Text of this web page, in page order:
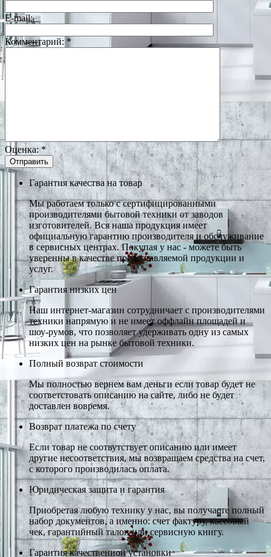
E-mail:
Комментарий: *
Оценка:*
Гарантия качества на товар
Мы работаем только с сертифицированными
производителями бытовой техники от заводов
изготовителей. Вся наша продукция имеет
официальную гарантию производителя и обслуживание
в сервисных центрах. Покупая у нас - можете быть
уверенны в качестве предоставляемой продукции и
услуг.
Гарантия низких цен
Наш интернет-магазин сотрудничает с производителями
техники напрямую и не имеет оффлайн площадей и
шоу-румов, что позволяет удерживать одну из самых
низких цен на рынке бытовой техники.
Полный возврат стоимости
Мы полностью вернем вам деньги если товар будет не
соответстовать описанию на сайте, либо не будет
доставлен вовремя.
Возврат платежа по счету
Если товар не соотвутствует описанию или имеет
другие несоответствия, мы возвращаем средства на счет,
с которого производилась оплата.
Юридическая защита и гарантия
Приобретая любую технику у нас, вы получаете полный
набор документов, а именно: счет фактуру, кассовый
чек, гарантийный талон или сервисную книгу.
Гарантия качественной установки